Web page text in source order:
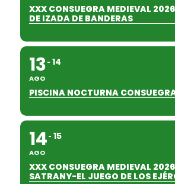
XXX CONSUEGRA MEDIEVAL
DE IZADA DE BANDERAS
13
AGO
14
PISCINA NOCTURNA
14
AGO
15
XXX CONSUEGRA MEDIEVAL
SATRANY-EL JUEGO DE LOS